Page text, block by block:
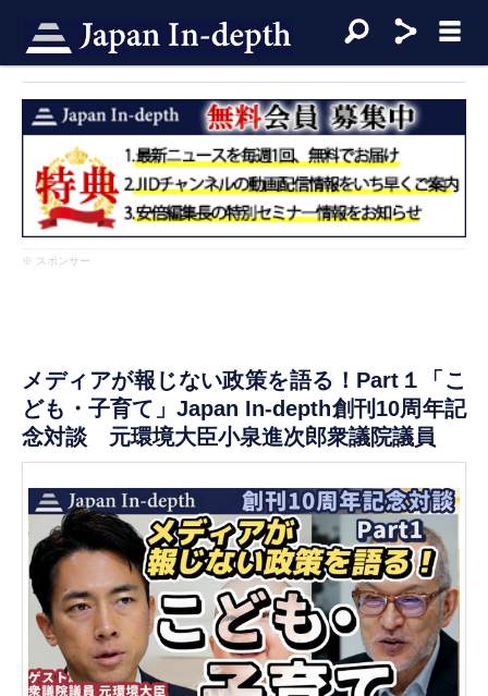
※ スポンサー
メディアが報じない政策を語る！Part１「こ
ども・子育て」Japan In-depth創刊10周年記
念対談 元環境大臣小泉進次郎衆議院議員